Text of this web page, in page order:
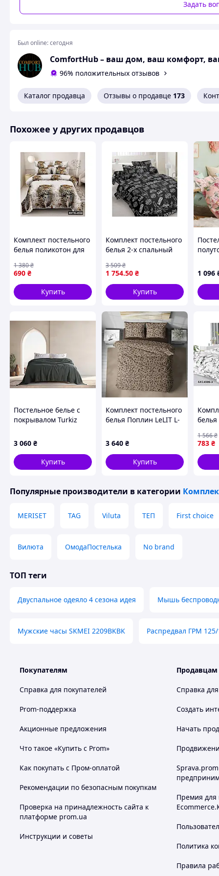
себе комфортный сон и изысканный вид спальни.
Простой алгоритм покупки
Оформление заказа – сделайте заказ через
Подтверждение покупки наш менеджер
→
Оплата за заказ – оплатить можно онлайн, на
→
Получите посылку – доставляем избранным
Желаем приятных покупок и
Похожие товары по характеристикам
Задать
Был online:сегодня
ComfortHub – ваш дом, ваш комфорт,
96% положительных отзывов
Каталог продавца Отзывы о продавце 173
Похожее у других продавцов
Комплект постельного
белья поликотон для
70х70 арт300 для
комфортного сна
690 ₴
1 380₴
Купить
Комплект постельного
белья 2-х спальный
комфортного сна и
отдыха от TM
TimetoSleep
1 754.50 ₴
3 509₴
Купить
1 096
Постельное белье с
покрывалом Turkiz
см Papatya
3 060 ₴
Купить
Комплект постельного
белья Поплин LeLIT L-
3 640 ₴
Купить
"Lv"
783 ₴
1 566₴
Популярные производители в категории
MERISET TAG Viluta ТЕП First choice
Вилюта ОмодаПостелька No brand
ТОП теги
Двуспальное одеяло 4 сезона идея Мышь
Мужские часы SKMEI 2209BKBK Распредвал ГРМ
Покупателям
Справка для покупателей
Prom-поддержка
Акционные предложения
Что такое «Купить с Prom»
Как покупать с Пром-оплатой
Рекомендации по безопасным покупкам
Проверка на принадлежность сайта к
платформе prom.ua
Инструкции и советы
Продавцам
Справка
Создать
Начать
Премия для
Политика
Правила